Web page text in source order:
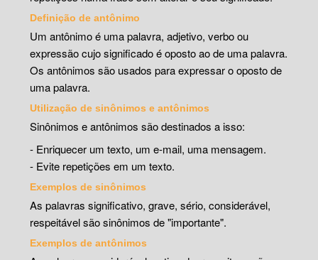
Definição de antônimo
Um antônimo é uma palavra, adjetivo, verbo ou
expressão cujo significado é oposto ao de uma palavra.
Os antônimos são usados para expressar o oposto de
uma palavra.
Utilização de sinônimos e antônimos
Sinônimos e antônimos são destinados a isso:
- Enriquecer um texto, um e-mail, uma mensagem.
- Evite repetições em um texto.
Exemplos de sinônimos
As palavras significativo, grave, sério, considerável,
respeitável são sinônimos de "importante".
Exemplos de antônimos